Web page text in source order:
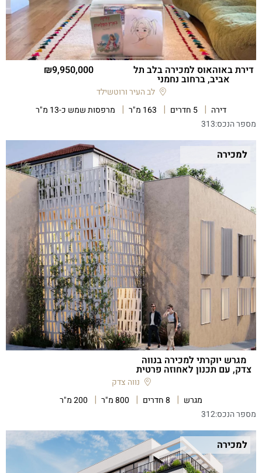
דירת באוהאוס למכירה בלב תל
אביב, ברחוב נחמני
9,950,000
לב העיר ורוטשילד
דירה
5 חדרים 163 מ"ר
מרפסות שמש כ-13 מ"ר
מספר הנכס:313
למכירה
מגרש יוקרתי למכירה בנווה
צדק, עם תכנון לאחוזה פרטית
נווה צדק
מגרש
8 חדרים 800 מ"ר
200 מ"ר
מספר הנכס:312
למכירה